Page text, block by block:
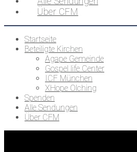
Über CFM
Startseite
Beteiligte Kirchen
Agape Gemeinde
Gospel life Center
ICF München
XHope Olching
Spenden
Alle Sendungen
Über CFM